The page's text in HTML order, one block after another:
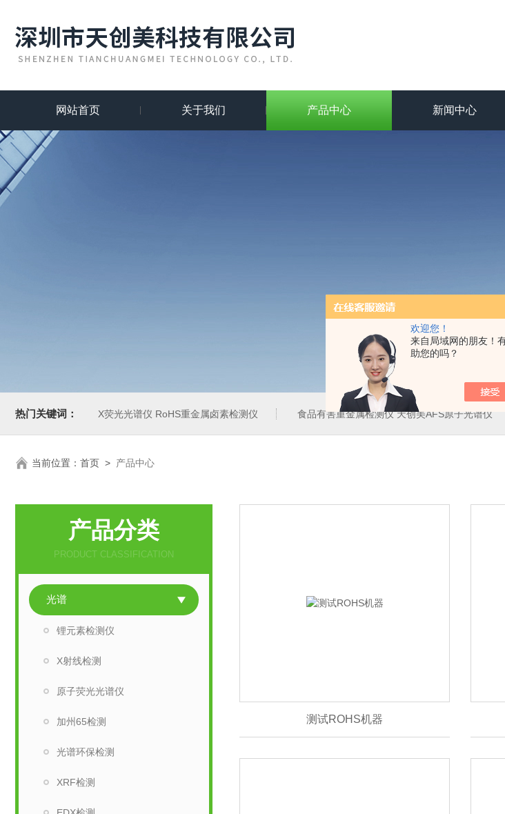
欢迎您！
来自局域网的朋友！
助您的吗？
网站首页 关于我们 产品中心 新闻中心
热门关键词： X荧光光谱仪 RoHS重金属卤素检测仪 食品有害重金属检测仪 天创美AFS原子光谱仪
当前位置： 首页 > 产品中心
产品分类
PRODUCT CLASSIFICATION
光谱
锂元素检测仪
X射线检测
原子荧光光谱仪
加州65检测
光谱环保检测
XRF检测
测试ROHS机器